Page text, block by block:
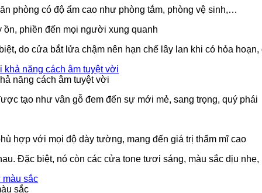
phòng có độ ẩm cao như phòng tắm, phòng vệ sinh,…
phiền đến mọi người xung quanh
do cửa bắt lửa chậm nên hạn chế lây lan khi có hỏa hoạn,
năng cách âm tuyệt vời
tạo như vân gỗ đem đến sự mới mẻ, sang trọng, quý phái
hợp với mọi độ dày tường, mang đến giá trị thẩm mĩ cao
Đặc biệt, nó còn các cửa tone tươi sáng, màu sắc dịu
sắc